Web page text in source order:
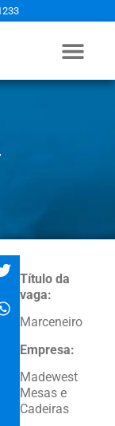
Título da
vaga:
Marceneiro
Empresa:
Madewest
Mesas e
Cadeiras